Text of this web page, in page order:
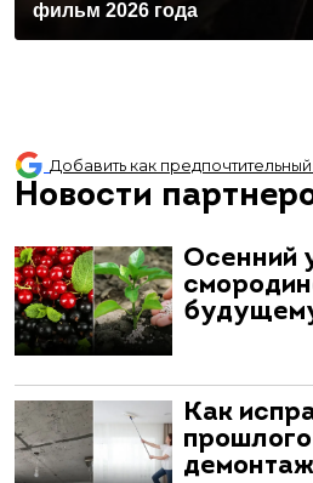
фильм 2026 года
Добавить как
Новости
Осенний
Как